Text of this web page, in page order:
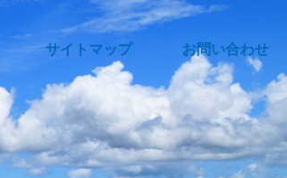
サイトマップ お問い合わせ